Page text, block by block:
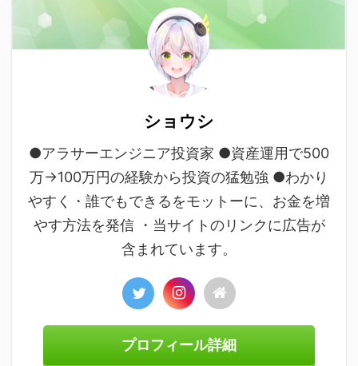
ショウシ
●アラサーエンジニア投資家 ●資産運用で500
万→100万円の経験から投資の猛勉強 ●わかり
やすく・誰でもできるをモットーに、お金を増
やす方法を発信 ・当サイトのリンクに広告が
含まれています。
プロフィール詳細